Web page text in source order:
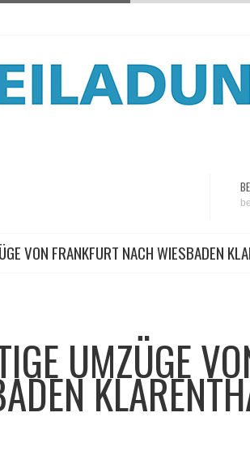
VON FRANKFURT NACH WIESBADEN
UMZÜGE